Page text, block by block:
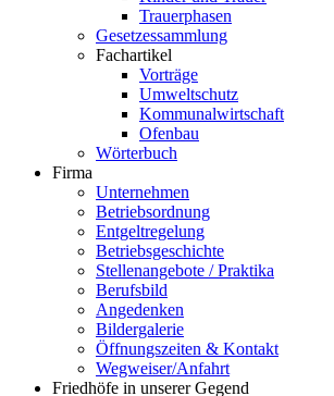
Trauerphasen
Gesetzessammlung
Fachartikel
Vorträge
Umweltschutz
Kommunalwirtschaft
Ofenbau
Wörterbuch
Firma
Unternehmen
Betriebsordnung
Entgeltregelung
Betriebsgeschichte
Stellenangebote / Praktika
Berufsbild
Angedenken
Bildergalerie
Öffnungszeiten & Kontakt
Wegweiser/Anfahrt
Friedhöfe in unserer Gegend